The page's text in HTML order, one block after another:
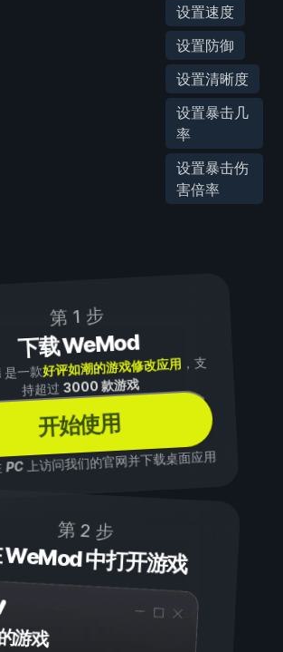
设置速度
设置防御
设置清晰度
设置暴击几
率
设置暴击伤
害倍率
第 1 步
下载 WeMod
是一款好评如潮的游戏修改应用 ，支
持超过3000 款游戏
开始使用
PC上访问我们的官网并下载桌面应用
第 2 步
WeMod 中打开游戏
游戏